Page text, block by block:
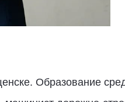
Образование